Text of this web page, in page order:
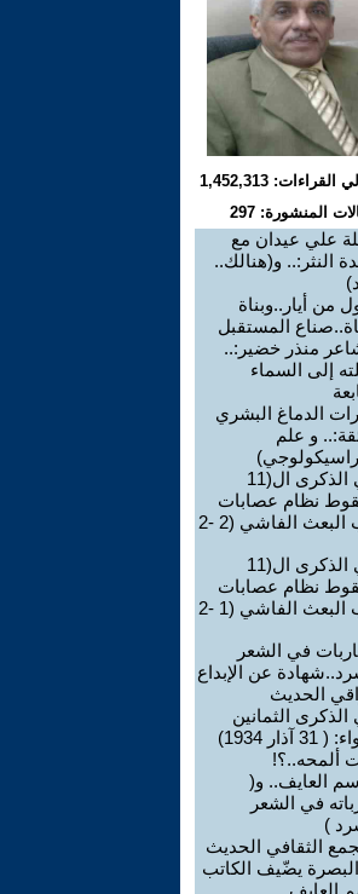
القراءات: 1,452,313
المنشورة: 297
علي عيدان مع
النثر:.. و(هنالك..
من أيار..وبناة
المستقبل
منذر خضير:..
إلى السماء
الدماغ البشري
و علم
في الذكرى ال(11
نظام عصابات
حزب البعث الفاشي (2 -2
في الذكرى ال(11
نظام عصابات
حزب البعث الفاشي (1 -2
في الشعر
عن الإبداع
الحديث
الثمانين
آذار 1934)
ألمحه..؟!
العايف.. و(
في الشعر
)
الثقافي الحديث
يضّيف الكاتب
العايف